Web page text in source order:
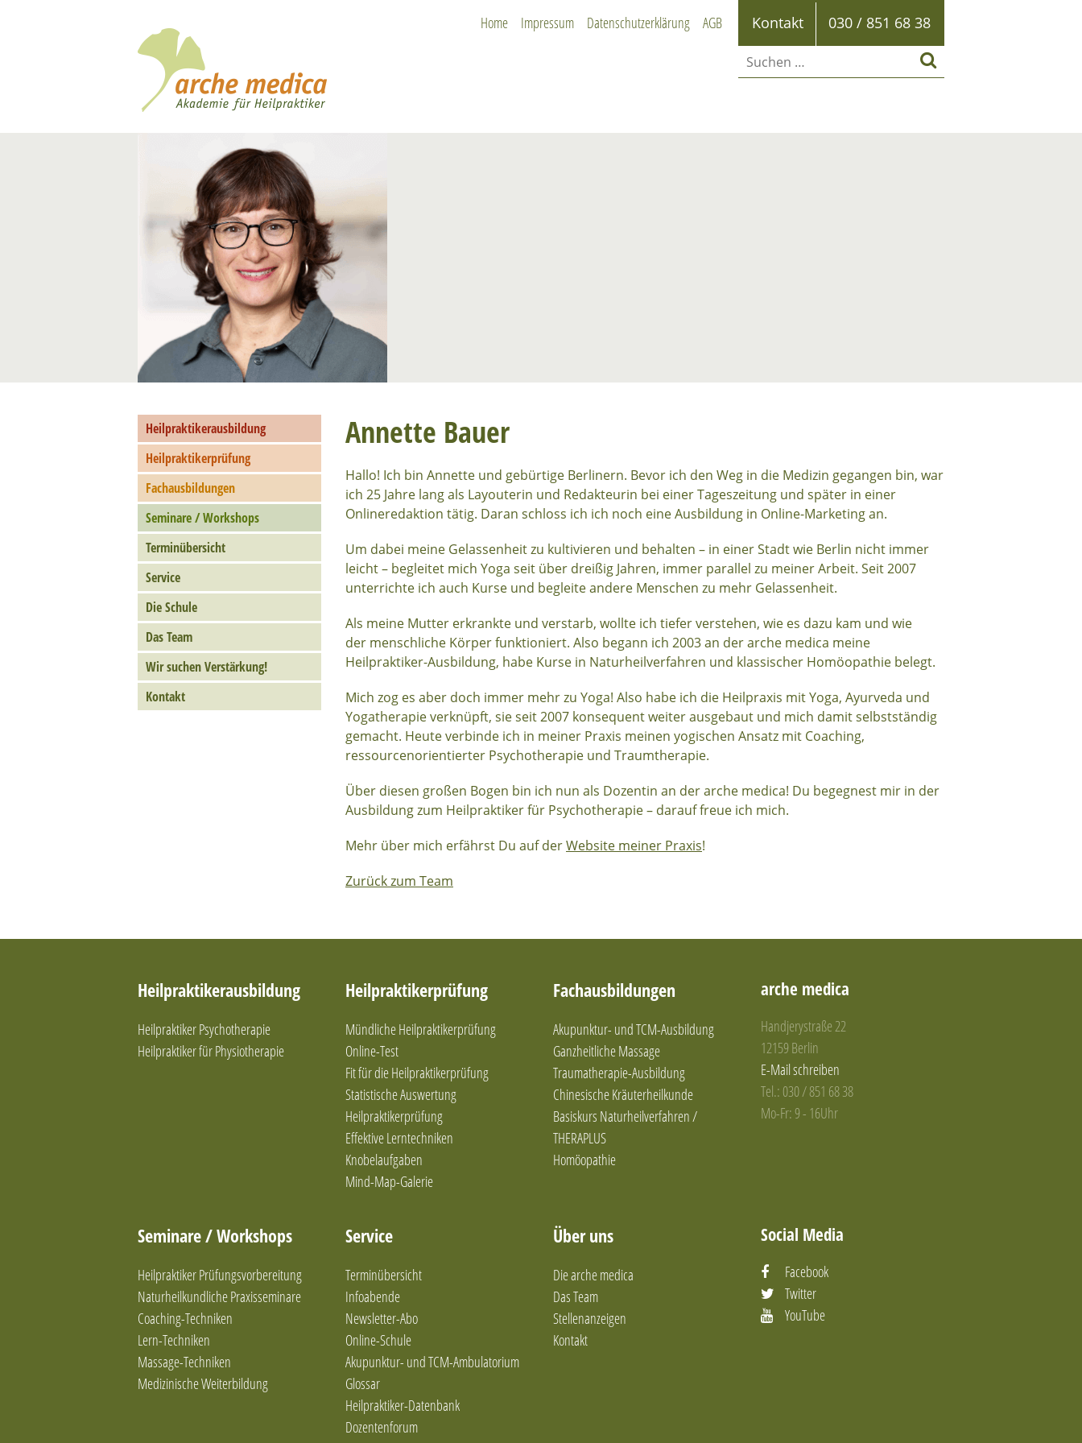
Home Impressum Datenschutzerklärung AGB Kontakt 030 / 851 68 38
Heilpraktikerausbildung
Heilpraktikerprüfung
Fachausbildungen
Seminare / Workshops
Terminübersicht
Service
Die Schule
Das Team
Wir suchen Verstärkung!
Kontakt
Annette Bauer
Hallo! Ich bin Annette und gebürtige Berlinern. Bevor ich den Weg in die Medizin gegangen bin, war
ich 25 Jahre lang als Layouterin und Redakteurin bei einer Tageszeitung und später in einer
Onlineredaktion tätig. Daran schloss ich ich noch eine Ausbildung in Online-Marketing an.
Um dabei meine Gelassenheit zu kultivieren und behalten – in einer Stadt wie Berlin nicht immer
leicht – begleitet mich Yoga seit über dreißig Jahren, immer parallel zu meiner Arbeit. Seit 2007
unterrichte ich auch Kurse und begleite andere Menschen zu mehr Gelassenheit.
Als meine Mutter erkrankte und verstarb, wollte ich tiefer verstehen, wie es dazu kam und wie
der menschliche Körper funktioniert. Also begann ich 2003 an der arche medica meine
Heilpraktiker-Ausbildung, habe Kurse in Naturheilverfahren und klassischer Homöopathie belegt.
Mich zog es aber doch immer mehr zu Yoga! Also habe ich die Heilpraxis mit Yoga, Ayurveda und
Yogatherapie verknüpft, sie seit 2007 konsequent weiter ausgebaut und mich damit selbstständig
gemacht. Heute verbinde ich in meiner Praxis meinen yogischen Ansatz mit Coaching,
ressourcenorientierter Psychotherapie und Traumtherapie.
Über diesen großen Bogen bin ich nun als Dozentin an der arche medica! Du begegnest mir in der
Ausbildung zum Heilpraktiker für Psychotherapie – darauf freue ich mich.
Mehr über mich erfährst Du auf derWebsite meiner Praxis!
Zurück zum Team
Heilpraktikerausbildung
Heilpraktiker Psychotherapie
Heilpraktiker für Physiotherapie
Heilpraktikerprüfung
Mündliche Heilpraktikerprüfung
Online-Test
Fit für die Heilpraktikerprüfung
Statistische Auswertung
Heilpraktikerprüfung
Effektive Lerntechniken
Knobelaufgaben
Mind-Map-Galerie
Fachausbildungen
Akupunktur- und TCM-Ausbildung
Ganzheitliche Massage
Traumatherapie-Ausbildung
Chinesische Kräuterheilkunde
Basiskurs Naturheilverfahren /
THERAPLUS
Homöopathie
arche medica
Handjerystraße 22
12159 Berlin
E-Mail schreiben
Tel.: 030 / 851 68 38
Mo-Fr: 9 - 16Uhr
Seminare / Workshops
Heilpraktiker Prüfungsvorbereitung
Naturheilkundliche Praxisseminare
Coaching-Techniken
Lern-Techniken
Massage-Techniken
Medizinische Weiterbildung
Service
Terminübersicht
Infoabende
Newsletter-Abo
Online-Schule
Akupunktur- und TCM-Ambulatorium
Glossar
Heilpraktiker-Datenbank
Dozentenforum
Über uns
Die arche medica
Das Team
Stellenanzeigen
Kontakt
Social Media
Facebook
Twitter
YouTube